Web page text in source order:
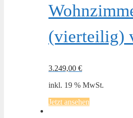
(vierteilig)
3.249,00 €
inkl. 19 % MwSt.
Jetzt ansehen